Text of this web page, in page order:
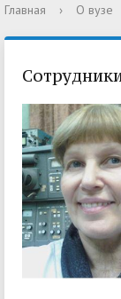
Главная › О вузе